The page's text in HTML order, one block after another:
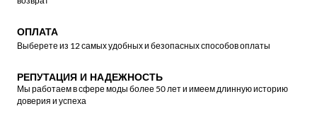
ОПЛАТА
Выберете из 12 самых удобных и безопасных способов оплаты
РЕПУТАЦИЯ И НАДЕЖНОСТЬ
Мы работаем в сфере моды более 50 лет и имеем длинную историю
доверия и успеха